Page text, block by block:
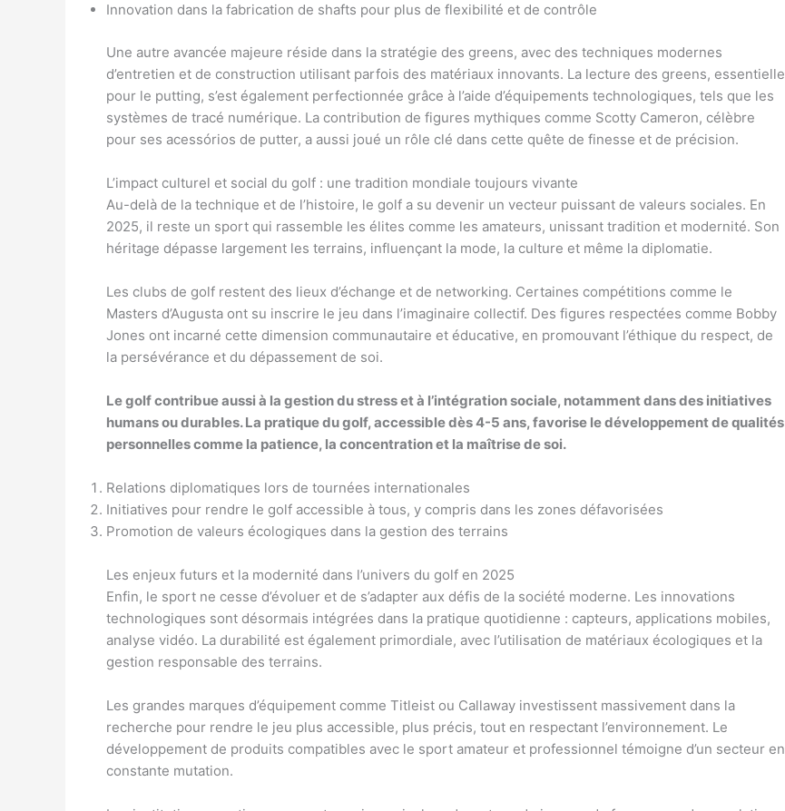
Innovation dans la fabrication de shafts pour plus de flexibilité et de contrôle
Une autre avancée majeure réside dans la stratégie des greens, avec des techniques modernes
d’entretien et de construction utilisant parfois des matériaux innovants. La lecture des greens, essentielle
pour le putting, s’est également perfectionnée grâce à l’aide d’équipements technologiques, tels que les
systèmes de tracé numérique. La contribution de figures mythiques comme Scotty Cameron, célèbre
pour ses acessórios de putter, a aussi joué un rôle clé dans cette quête de finesse et de précision.
L’impact culturel et social du golf : une tradition mondiale toujours vivante
Au-delà de la technique et de l’histoire, le golf a su devenir un vecteur puissant de valeurs sociales. En
2025, il reste un sport qui rassemble les élites comme les amateurs, unissant tradition et modernité. Son
héritage dépasse largement les terrains, influençant la mode, la culture et même la diplomatie.
Les clubs de golf restent des lieux d’échange et de networking. Certaines compétitions comme le
Masters d’Augusta ont su inscrire le jeu dans l’imaginaire collectif. Des figures respectées comme Bobby
Jones ont incarné cette dimension communautaire et éducative, en promouvant l’éthique du respect, de
la persévérance et du dépassement de soi.
Le golf contribue aussi à la gestion du stress et à l’intégration sociale, notamment dans des initiatives
humans ou durables. La pratique du golf, accessible dès 4-5 ans, favorise le développement de qualités
personnelles comme la patience, la concentration et la maîtrise de soi.
Relations diplomatiques lors de tournées internationales
Initiatives pour rendre le golf accessible à tous, y compris dans les zones défavorisées
Promotion de valeurs écologiques dans la gestion des terrains
Les enjeux futurs et la modernité dans l’univers du golf en 2025
Enfin, le sport ne cesse d’évoluer et de s’adapter aux défis de la société moderne. Les innovations
technologiques sont désormais intégrées dans la pratique quotidienne : capteurs, applications mobiles,
analyse vidéo. La durabilité est également primordiale, avec l’utilisation de matériaux écologiques et la
gestion responsable des terrains.
Les grandes marques d’équipement comme Titleist ou Callaway investissent massivement dans la
recherche pour rendre le jeu plus accessible, plus précis, tout en respectant l’environnement. Le
développement de produits compatibles avec le sport amateur et professionnel témoigne d’un secteur en
constante mutation.